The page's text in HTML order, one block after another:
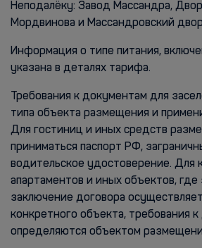
Неподалёку: Завод Массандра,
Мордвинова и Массандровский
Информация о типе питания,
указана в деталях тарифа.
Требования к документам для
типа объекта размещения и
Для гостиниц и иных средств
приниматься паспорт РФ,
водительское удостоверение. Для
апартаментов и иных объектов, где
заключение договора
конкретного объекта, требования
определяются объектом